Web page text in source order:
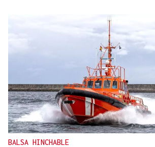
BALSA HINCHABLE